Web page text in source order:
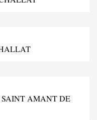
SAINT AMANT DE